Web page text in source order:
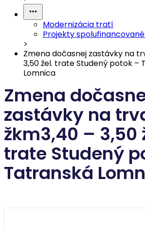
Modernizácia tratí
Projekty spolufinancované
>
Zmena dočasnej zastávky na
3,50 žel. trate Studený potok –
Lomnica
Zmena
zastávky na
žkm3,40 – 3,50
trate Studený
Tatranská